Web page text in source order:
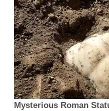
Mysterious Roman